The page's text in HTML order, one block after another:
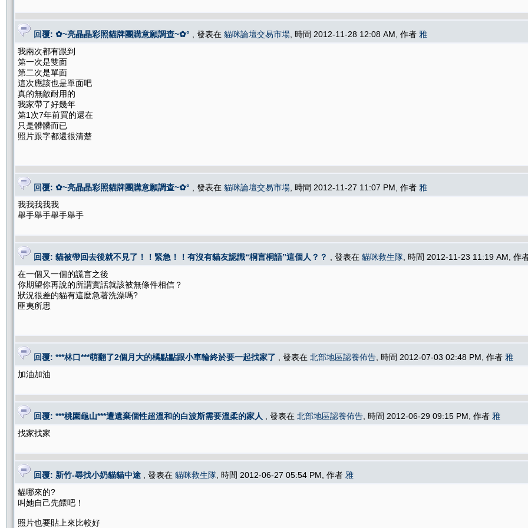
回覆: ✿~亮晶晶彩照貓牌團購意願調查~✿° , 發表在 貓咪論壇交易市場 , 時間 2012-11-28 12:08 AM, 作者 雅
我兩次都有跟到
第一次是雙面
第二次是單面
這次應該也是單面吧
真的無敵耐用的
我家帶了好幾年
第1次7年前買的還在
只是髒髒而已
照片跟字都還很清楚
回覆: ✿~亮晶晶彩照貓牌團購意願調查~✿° , 發表在 貓咪論壇交易市場 , 時間 2012-11-27 11:07 PM, 作者 雅
我我我我我
舉手舉手舉手舉手
回覆: 貓被帶回去後就不見了！！緊急！！有沒有貓友認識“桐言桐語”這個人？？ , 發表在 貓咪救生隊 , 時間 2012-11-23 11:19 AM, 作
在一個又一個的謊言之後
你期望你再說的所謂實話就該被無條件相信？
狀況很差的貓有這麼急著洗澡嗎?
匪夷所思
回覆: ***林口***萌翻了2個月大的橘點點跟小車輪終於要一起找家了 , 發表在 北部地區認養佈告 , 時間 2012-07-03 02:48 PM, 作者 雅
加油加油
回覆: ***桃園龜山***遭遺棄個性超溫和的白波斯需要溫柔的家人 , 發表在 北部地區認養佈告 , 時間 2012-06-29 09:15 PM, 作者 雅
找家找家
回覆: 新竹-尋找小奶貓貓中途 , 發表在 貓咪救生隊 , 時間 2012-06-27 05:54 PM, 作者 雅
貓哪來的?
叫她自己先餵吧！
照片也要貼上來比較好